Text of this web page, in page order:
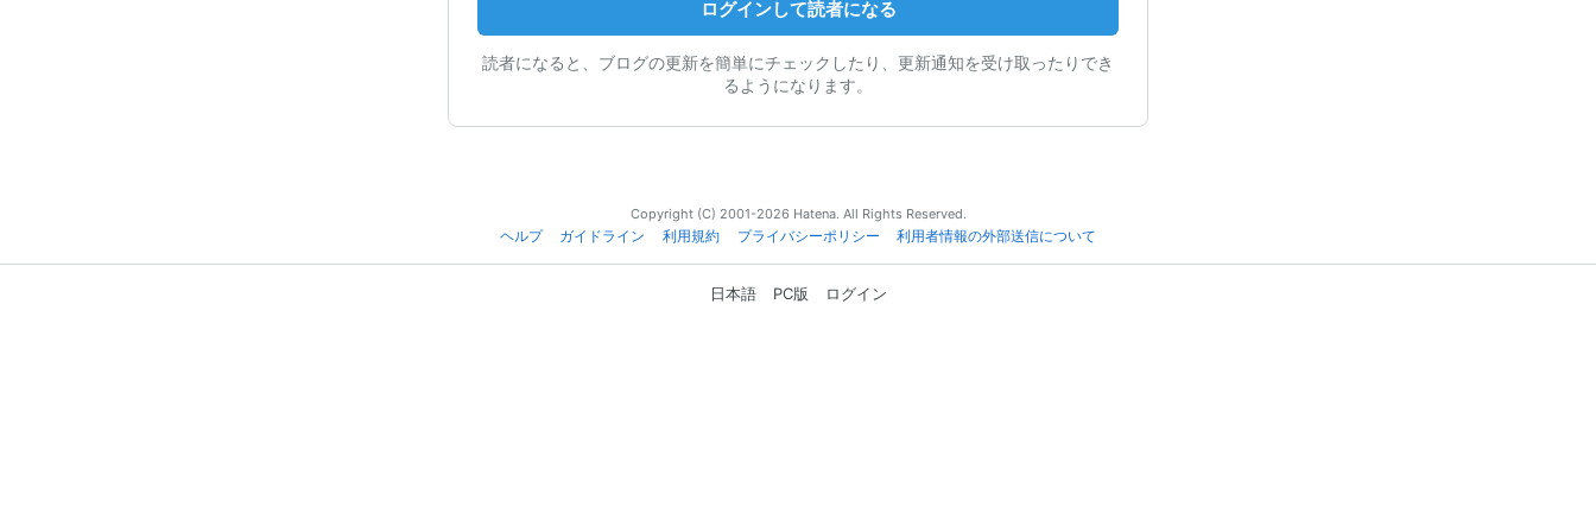
ログインして読者になる
読者になると、ブログの更新を簡単にチェックしたり、更新通知を受け取ったりでき
るようになります。
Copyright (C) 2001-2026 Hatena. All Rights Reserved.
ヘルプ
ガイドライン 利用規約 プライバシーポリシー 利用者情報の外部送信について
日本語 PC版 ログイン